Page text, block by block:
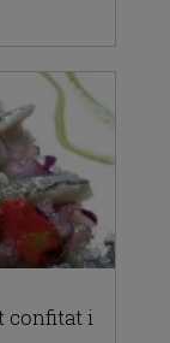
confitat i